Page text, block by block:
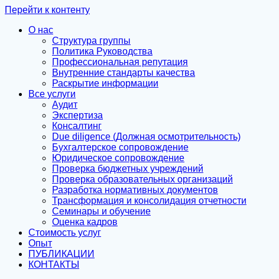
Перейти к контенту
О нас
Структура группы
Политика Руководства
Профессиональная репутация
Внутренние стандарты качества
Раскрытие информации
Все услуги
Аудит
Экспертиза
Консалтинг
Due diligence (Должная осмотрительность)
Бухгалтерское сопровождение
Юридическое сопровождение
Проверка бюджетных учреждений
Проверка образовательных организаций
Разработка нормативных документов
Трансформация и консолидация отчетности
Семинары и обучение
Оценка кадров
Стоимость услуг
Опыт
ПУБЛИКАЦИИ
КОНТАКТЫ